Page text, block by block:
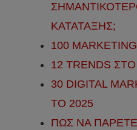
ΚΑΤΑΤΑΞΗΣ;
100
12 TRENDS
30 DIGITAL
ΤΟ 2025
ΠΩΣ ΝΑ